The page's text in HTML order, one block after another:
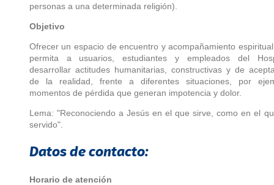
personas a una determinada religión).
Objetivo
Ofrecer un espacio de encuentro y acompañamiento
permita a usuarios, estudiantes y empleados del
desarrollar actitudes humanitarias, constructivas y de
de la realidad, frente a diferentes situaciones, por
momentos de pérdida que generan impotencia y dolor.
Lema: "Reconociendo a Jesús en el que sirve, como en el
servido".
Datos de contacto:
Horario de atención